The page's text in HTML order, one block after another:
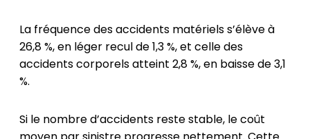
La fréquence des accidents matériels s’élève à
26,8 %, en léger recul de 1,3 %, et celle des
accidents corporels atteint 2,8 %, en baisse de 3,1
%.
Si le nombre d’accidents reste stable, le coût